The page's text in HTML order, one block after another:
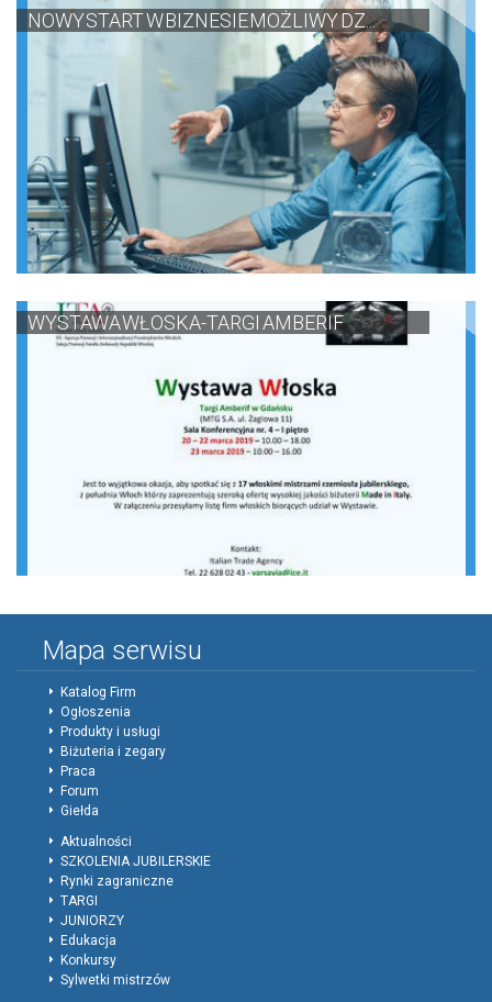
NOWY START W BIZNESIE MOŻLIWY DZ...
WYSTAWA WŁOSKA-TARGI AMBERIF
Mapa serwisu
Katalog Firm
Ogłoszenia
Produkty i usługi
Biżuteria i zegary
Praca
Forum
Giełda
Aktualności
SZKOLENIA JUBILERSKIE
Rynki zagraniczne
TARGI
JUNIORZY
Edukacja
Konkursy
Sylwetki mistrzów